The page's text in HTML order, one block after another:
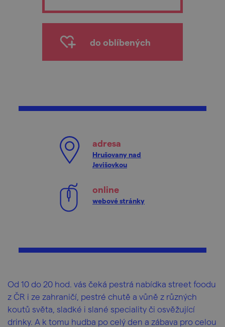
do oblíbených
adresa
Hrušovany nad
Jevišovkou
online
webové stránky
Od 10 do 20 hod. vás čeká pestrá nabídka street foodu
z ČR i ze zahraničí, pestré chutě a vůně z různých
koutů světa, sladké i slané speciality či osvěžující
drinky. A k tomu hudba po celý den a zábava pro celou